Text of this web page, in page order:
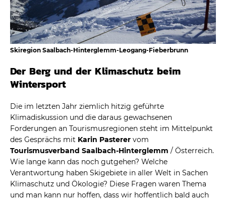
Skiregion Saalbach-Hinterglemm-Leogang-Fieberbrunn
Der Berg und der Klimaschutz beim
Wintersport
Die im letzten Jahr ziemlich hitzig geführte
Klimadiskussion und die daraus gewachsenen
Forderungen an Tourismusregionen steht im Mittelpunkt
des Gesprächs mit Karin Pasterer vom
Tourismusverband Saalbach-Hinterglemm / Österreich.
Wie lange kann das noch gutgehen? Welche
Verantwortung haben Skigebiete in aller Welt in Sachen
Klimaschutz und Ökologie? Diese Fragen waren Thema
und man kann nur hoffen, dass wir hoffentlich bald auch